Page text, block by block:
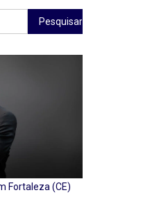
Pesquisar
por:
Fortaleza (CE)